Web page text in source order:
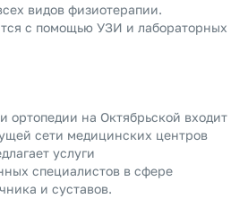
видов физиотерапии.
с помощью УЗИ и лабораторных
ортопедии на Октябрьской входит
сети медицинских центров
услуги
специалистов в сфере
и суставов.